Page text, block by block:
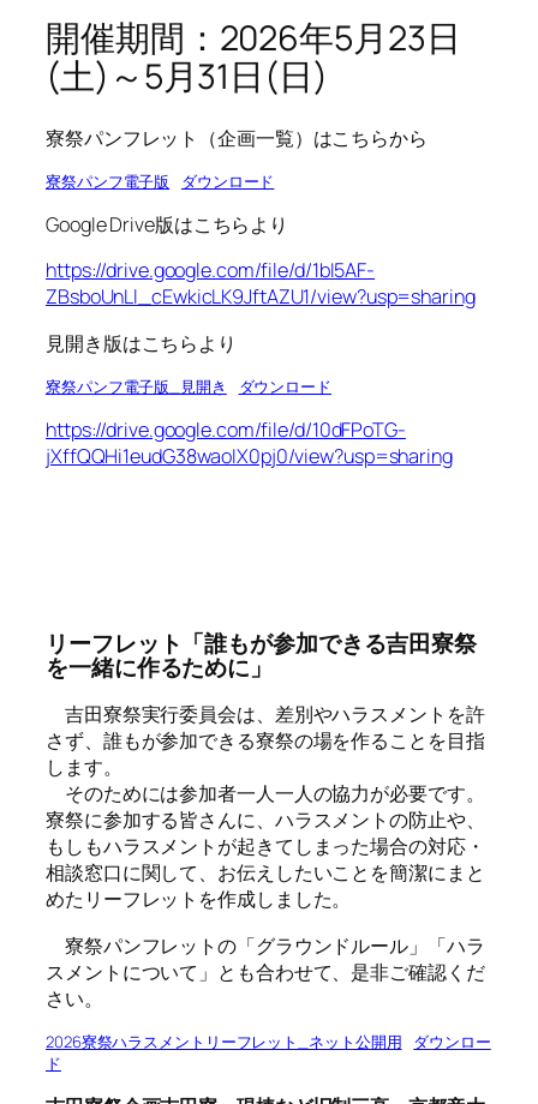
開催期間：2026年5月23日
(土)～5月31日(日)
寮祭パンフレット（企画一覧）はこちらから
寮祭パンフ電子版 ダウンロード
Google Drive版はこちらより
https://drive.google.com/file/d/1bI5AF-
ZBsboUnLl_cEwkicLK9JftAZU1/view?usp=sharing
見開き版はこちらより
寮祭パンフ電子版_見開き ダウンロード
https://drive.google.com/file/d/10dFPoTG-
jXffQQHi1eudG38waoIX0pj0/view?usp=sharing
リーフレット「誰もが参加できる吉田寮祭
を一緒に作るために」
吉田寮祭実行委員会は、差別やハラスメントを許
さず、誰もが参加できる寮祭の場を作ることを目指
します。
そのためには参加者一人一人の協力が必要です。
寮祭に参加する皆さんに、ハラスメントの防止や、
もしもハラスメントが起きてしまった場合の対応・
相談窓口に関して、お伝えしたいことを簡潔にまと
めたリーフレットを作成しました。
寮祭パンフレットの「グラウンドルール」「ハラ
スメントについて」とも合わせて、是非ご確認くだ
さい。
2026寮祭ハラスメントリーフレット_ネット公開用
ダウンロー
ド